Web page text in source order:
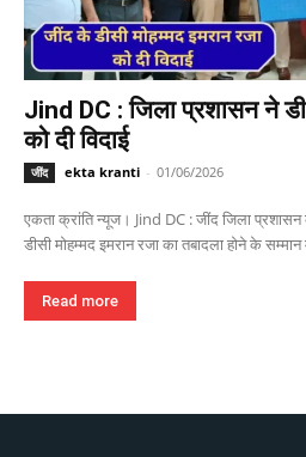
Jind DC : जिला प्रशासन ने
को दी विदाई
जींद ekta kranti - 01/06/2026
एकता क्रांति न्यूज। Jind DC : जींद जिला प्रशासन के
डीसी मोहम्मद इमरान रजा का तबादला होने के
Read more